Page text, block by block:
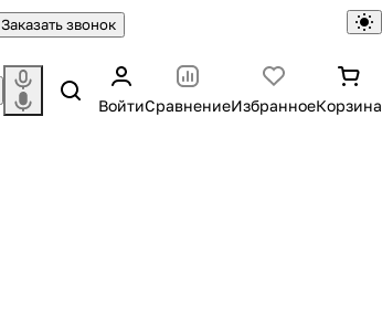
Заказать звонок
ВойтиСравнениеИзбранноеКорзина